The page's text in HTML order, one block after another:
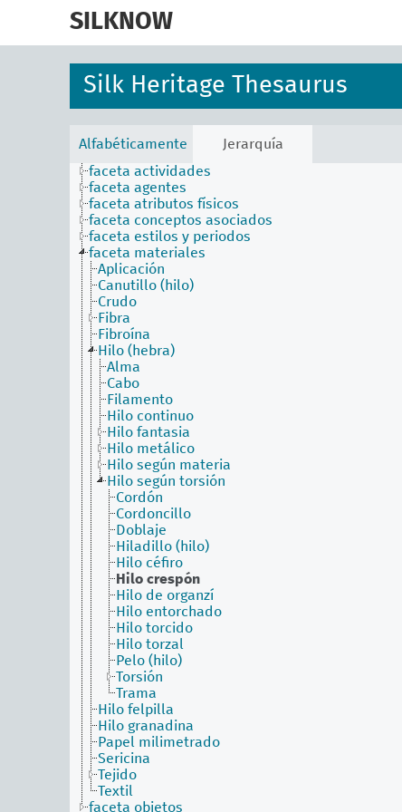
SILKNOW
Silk Heritage Thesaurus
Alfabéticamente
Jerarquía
faceta actividades
faceta agentes
faceta atributos físicos
faceta conceptos asociados
faceta estilos y periodos
faceta materiales
Aplicación
Canutillo (hilo)
Crudo
Fibra
Fibroína
Hilo (hebra)
Alma
Cabo
Filamento
Hilo continuo
Hilo fantasia
Hilo metálico
Hilo según materia
Hilo según torsión
Cordón
Cordoncillo
Doblaje
Hiladillo (hilo)
Hilo céfiro
Hilo crespón
Hilo de organzí
Hilo entorchado
Hilo torcido
Hilo torzal
Pelo (hilo)
Torsión
Trama
Hilo felpilla
Hilo granadina
Papel milimetrado
Sericina
Tejido
Textil
faceta objetos